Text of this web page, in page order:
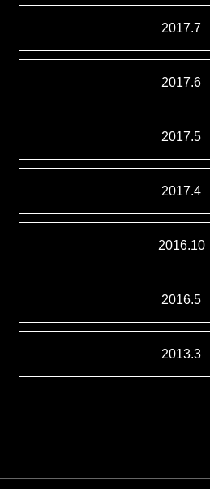
2017.7
2017.6
2017.5
2017.4
2016.10
2016.5
2013.3